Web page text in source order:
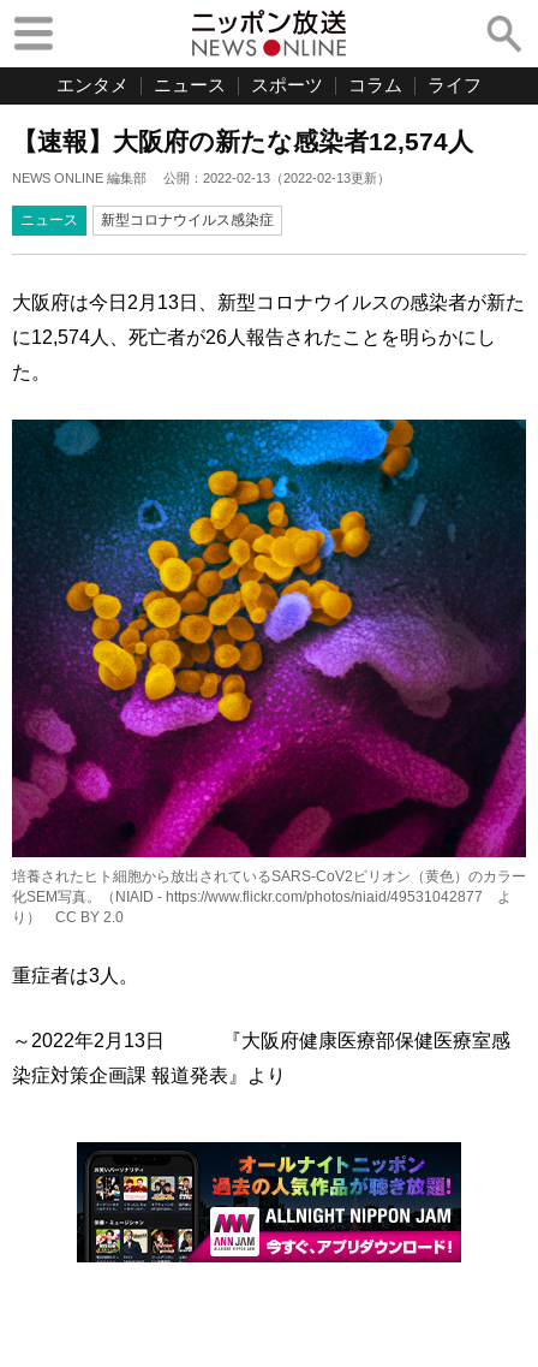
エンタメ ニュース スポーツ コラム ライフ
【速報】大阪府の新たな感染者12,574人
NEWS ONLINE 編集部 公開： 2022-02-13 （2022-02-13更新）
ニュース 新型コロナウイルス感染症
大阪府は今日2月13日、新型コロナウイルスの感染者が新た
に12,574人、死亡者が26人報告されたことを明らかにし
た。
培養されたヒト細胞から放出されているSARS-CoV2ビリオン（黄色）のカラー
化SEM写真。（NIAID - https://www.flickr.com/photos/niaid/49531042877 よ
り） CC BY 2.0
重症者は3人。
～2022年2月13日 『大阪府健康医療部保健医療室感
染症対策企画課 報道発表』より